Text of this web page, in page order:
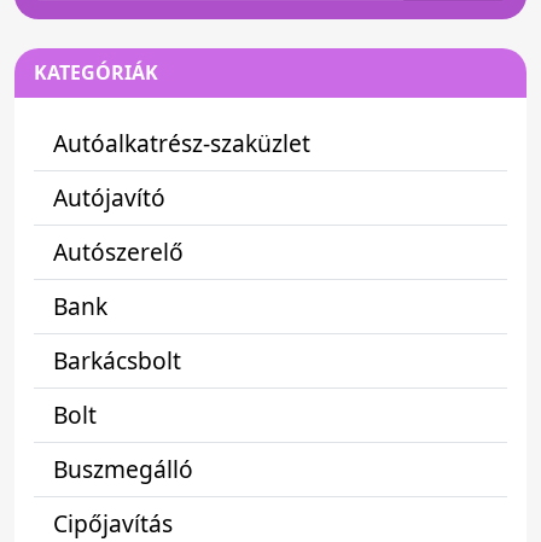
KATEGÓRIÁK
Autóalkatrész-szaküzlet
Autójavító
Autószerelő
Bank
Barkácsbolt
Bolt
Buszmegálló
Cipőjavítás